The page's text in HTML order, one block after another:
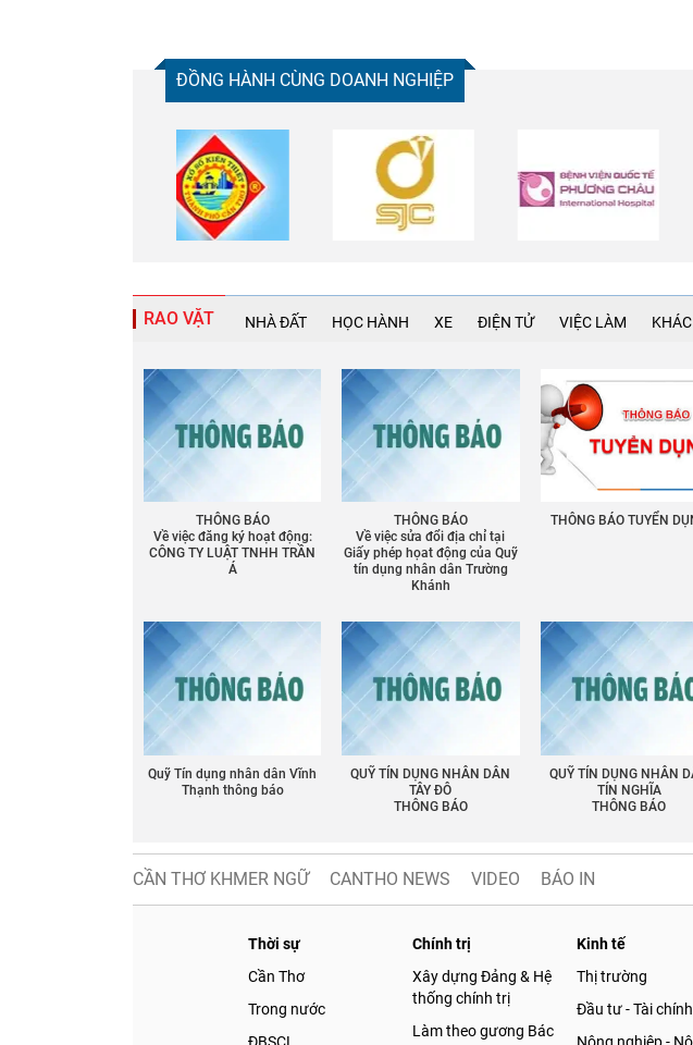
ĐỒNG HÀNH CÙNG DOANH NGHIỆP
RAO VẶT NHÀ ĐẤT HỌC HÀNH XE ĐIỆN TỬ VIỆC LÀM KHÁC
THÔNG BÁO
Về việc đăng ký hoạt động:
CÔNG TY LUẬT TNHH TRẦN
Á
THÔNG BÁO
Về việc sửa đổi địa chỉ tại
Giấy phép họat động của Quỹ
tín dụng nhân dân Trường
Khánh
THÔNG BÁO TUYỂN
Quỹ Tín dụng nhân dân Vĩnh
Thạnh thông báo
QUỸ TÍN DỤNG NHÂN DÂN
TÂY ĐÔ
THÔNG BÁO
QUỸ TÍN DỤNG NHÂN
TÍN NGHĨA
THÔNG BÁO
CẦN THƠ KHMER NGỮ CANTHO NEWS VIDEO BÁO IN
Thời sự
Cần Thơ
Trong nước
Chính trị
Xây dựng Đảng & Hệ
thống chính trị
Làm theo gương Bác
Kinh tế
Thị trường
Đầu tư - Tài chính